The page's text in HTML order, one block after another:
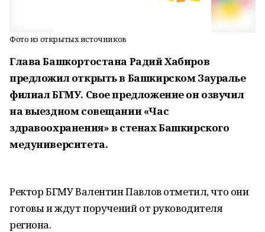
Фото из открытых источников
Глава Башкортостана Радий Хабиров
предложил открыть в Башкирском Зауралье
филиал БГМУ. Свое предложение он озвучил
на выездном совещании «Час
здравоохранения» в стенах Башкирского
медуниверситета.
Ректор БГМУ Валентин Павлов отметил, что они
готовы и ждут поручений от руководителя
региона.